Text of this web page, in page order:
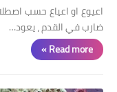
اعيوع او اعياع حسب
ضارب في القدم ، يعود…
Read more »